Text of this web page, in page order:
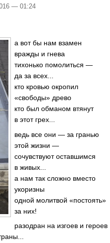
— 01:24
а вот бы нам взамен
вражды и гнева
тихонько помолиться —
да за всех...
кто кровью окропил
«свободы» древо
кто был обманом втянут
в этот грех...
ведь все они — за гранью
этой жизни —
сочувствуют оставшимся
в живых...
а нам так сложно вместо
укоризны
одной молитвой «постоять»
за них!
разодран на изгоев и героев